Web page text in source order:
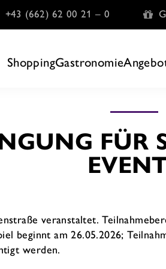
+43 (662) 62 00 21 – 0
ShoppingGastronomie
FÜR
veranstaltet.
beginnt am 26.05.2026;
werden.